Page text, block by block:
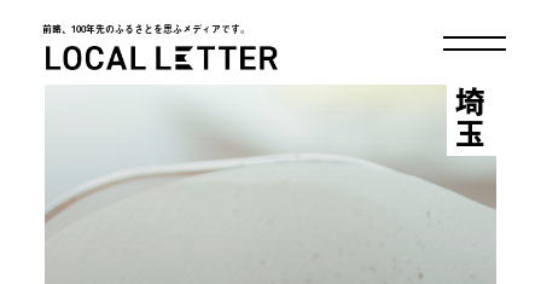
前略、100年先のふるさとを思ふメディアです。
LOCAL LETTER
埼玉